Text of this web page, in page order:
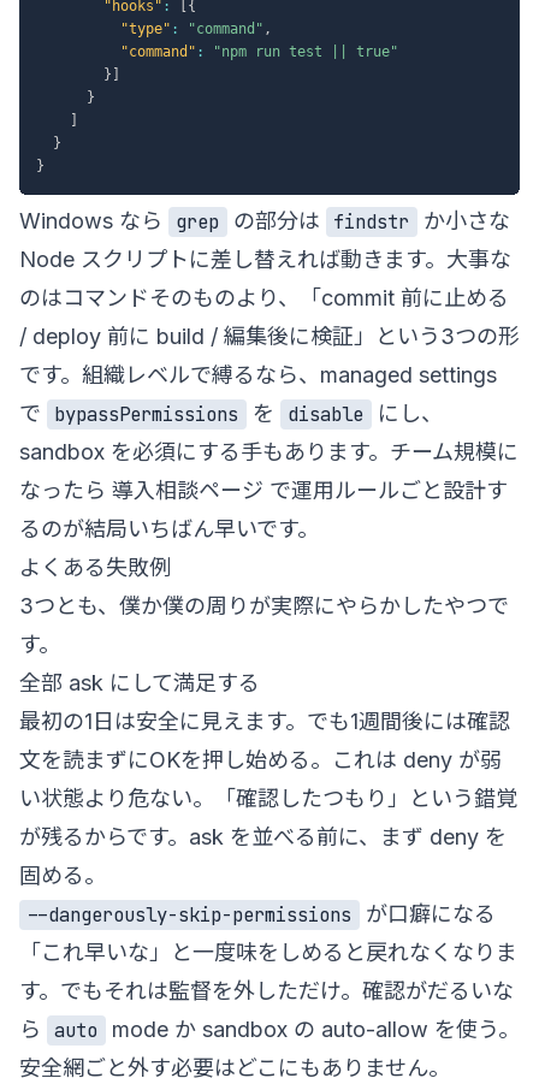
"hooks" :
{
"type" : "command" ,
"command" :
"npm run test || true"
}
}
}
}
Windows なら grep の部分は findstr
か小さな
Node スクリプトに差し替えれば動きます。大事な
のはコマンドそのものより、「commit 前に止める
/ deploy 前に build / 編集後に検証」という3つの形
です。組織レベルで縛るなら、managed settings
で
bypassPermissions を disable
にし、
sandbox を必須にする手もあります。チーム規模に
なったら 導入相談ページ で運用ルールごと設計す
るのが結局いちばん早いです。
よくある失敗例
3つとも、僕か僕の周りが実際にやらかしたやつで
す。
全部 ask にして満足する
最初の1日は安全に見えます。でも1週間後には確認
文を読まずにOKを押し始める。これは deny が弱
い状態より危ない。「確認したつもり」という錯覚
が残るからです。ask を並べる前に、まず deny を
固める。
--dangerously-skip-permissions
が口癖になる
「これ早いな」と一度味をしめると戻れなくなりま
す。でもそれは監督を外しただけ。確認がだるいな
ら
auto
mode か sandbox の auto-allow を使う。
安全網ごと外す必要はどこにもありません。